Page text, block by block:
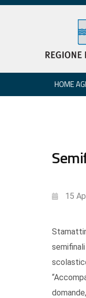
HOME
15